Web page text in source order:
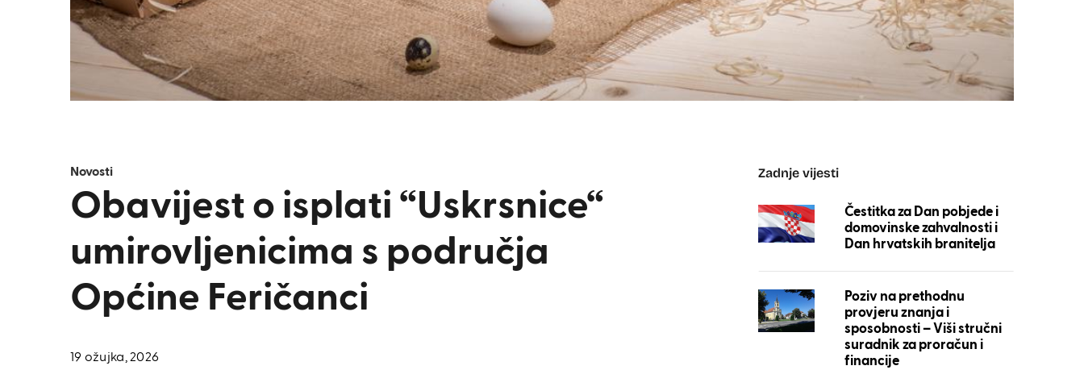
Novosti
Obavijest o isplati “Uskrsnice“
umirovljenicima s područja
Općine Feričanci
19 ožujka, 2026
Zadnje vijesti
Čestitka za Dan pobjede i
domovinske zahvalnosti i
Dan hrvatskih branitelja
Poziv na prethodnu
provjeru znanja i
sposobnosti – Viši stručni
suradnik za proračun i
financije